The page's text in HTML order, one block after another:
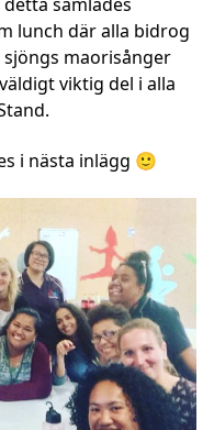
lunch där alla bidrog
maorisånger
viktig del i alla
i nästa inlägg 🙂